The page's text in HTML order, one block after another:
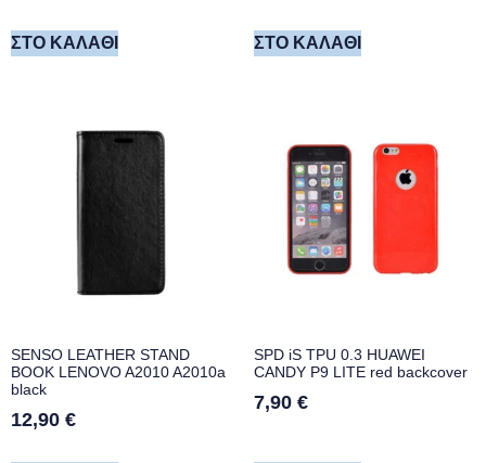
ΣΤΟ ΚΑΛΆΘΙ ΣΤΟ ΚΑΛΆΘΙ
SENSO LEATHER STAND
BOOK LENOVO A2010 A2010a
black
12,90 €
SPD iS TPU 0.3 HUAWEI
CANDY P9 LITE red backcover
7,90 €